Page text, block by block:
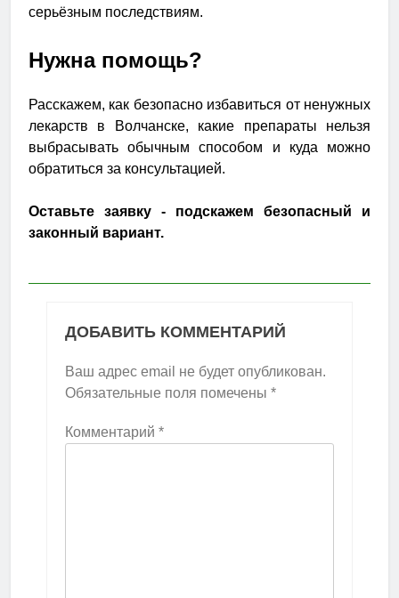
серьёзным последствиям.
Нужна помощь?
Расскажем, как безопасно избавиться от ненужных
лекарств в Волчанске, какие препараты нельзя
выбрасывать обычным способом и куда можно
обратиться за консультацией.
Оставьте заявку - подскажем безопасный и
законный вариант.
ДОБАВИТЬ КОММЕНТАРИЙ
Ваш адрес email не будет опубликован.
Обязательные поля помечены *
Комментарий *